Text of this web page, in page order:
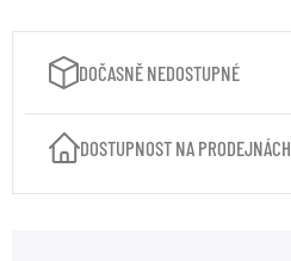
DOČASNĚ NEDOSTUPNÉ
DOSTUPNOST NA PRODEJNÁCH